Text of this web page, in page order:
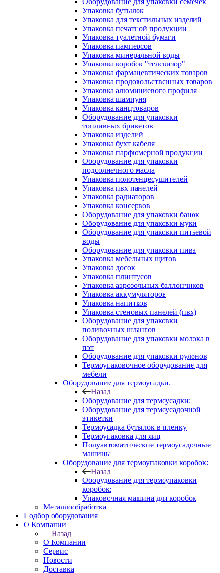
Оборудование для упаковки семечек
Упаковка бутылок
Упаковка для текстильных изделий
Упаковка печатной продукции
Упаковка туалетной бумаги
Упаковка памперсов
Упаковка минеральной воды
Упаковка коробок "телевизор"
Упаковка фармацевтических товаров
Упаковка продовольственных товаров
Упаковка алюминиевого профиля
Упаковка шампуня
Упаковка канцтоваров
Оборудование для упаковки
топливных брикетов
Упаковка изделий
Упаковка бухт кабеля
Упаковка парфюмерной продукции
Оборудование для упаковки
подсолнечного масла
Упаковка полотенцесушителей
Упаковка пвх панелей
Упаковка радиаторов
Упаковка консервов
Оборудование для упаковки банок
Оборудование для упаковки муки
Оборудование для упаковки питьевой
воды
Оборудование для упаковки пива
Упаковка мебельных щитов
Упаковка досок
Упаковка плинтусов
Упаковка аэрозольных баллончиков
Упаковка аккумуляторов
Упаковка напитков
Упаковка стеновых панелей (пвх)
Оборудование для упаковки
поливочных шлангов
Оборудование для упаковки молока в
пэт
Оборудование для упаковки рулонов
Термоупаковочное оборудование для
мебели
Оборудование для термоусадки:
Назад
Оборудование для термоусадки:
Оборудование для термоусадочной
этикетки
Термоусадка бутылок в пленку
Термоупаковка для яиц
Полуавтоматические термоусадочные
машины
Оборудование для термоупаковки коробок:
Назад
Оборудование для термоупаковки
коробок:
Упаковочная машина для коробок
Металлообработка
Подбор оборудования
О Компании
Назад
О Компании
Сервис
Новости
Доставка